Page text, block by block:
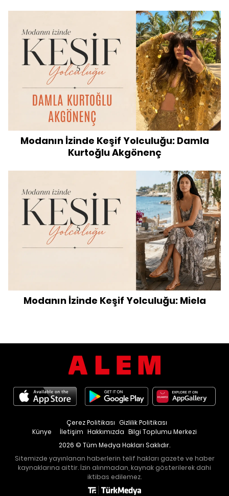
Modanın İzinde Keşif Yolculuğu: Damla
Kurtoğlu Akgönenç
Modanın İzinde Keşif Yolculuğu: Miela
Künye İletişim Hakkımızda Bilgi Toplumu Merkezi
Çerez Politikası Gizlilik Politikası
2026 © Tüm Medya Hakları Saklıdır.
Sitemizde yayınlanan haberlerin telif hakları gazete ve haber
kaynaklarına aittir. İzin alınmadan, kaynak gösterilerek dahi
iktibas edilemez.